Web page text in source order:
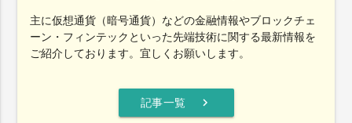
主に仮想通貨（暗号通貨）などの金融情報やブロックチェ
ーン・フィンテックといった先端技術に関する最新情報を
ご紹介しております。宜しくお願いします。
記事一覧 chevron_right